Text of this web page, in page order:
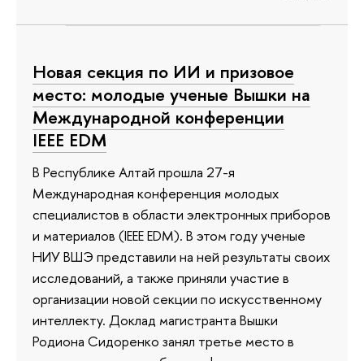
Новая секция по ИИ и призовое
место: молодые ученые Вышки на
Международной конференции
IEEE EDM
В Республике Алтай прошла 27-я
Международная конференция молодых
специалистов в области электронных приборов
и материалов (IEEE EDM). В этом году ученые
НИУ ВШЭ представили на ней результаты своих
исследований, а также приняли участие в
организации новой секции по искусственному
интеллекту. Доклад магистранта Вышки
Родиона Сидоренко занял третье место в